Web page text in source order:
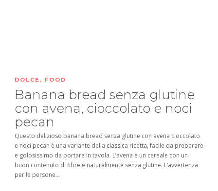
DOLCE , FOOD
Banana bread senza glutine
con avena, cioccolato e noci
pecan
Questo delizioso banana bread senza glutine con avena cioccolato
e noci pecan è una variante della classica ricetta, facile da preparare
e golosissimo da portare in tavola. L’avena è un cereale con un
buon contenuto di fibre e naturalmente senza glutine. L’avvertenza
per le persone...